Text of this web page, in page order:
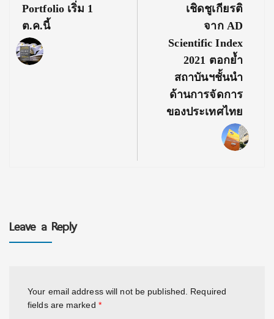
Portfolio เริ่ม 1
ต.ค.นี้
เชิดชูเกียรติ
จาก AD
Scientific Index
2021 ตอกย้ำ
สถาบันฯชั้นนำ
ด้านการจัดการ
ของประเทศไทย
Leave a Reply
Your email address will not be published.
Required
fields are marked *